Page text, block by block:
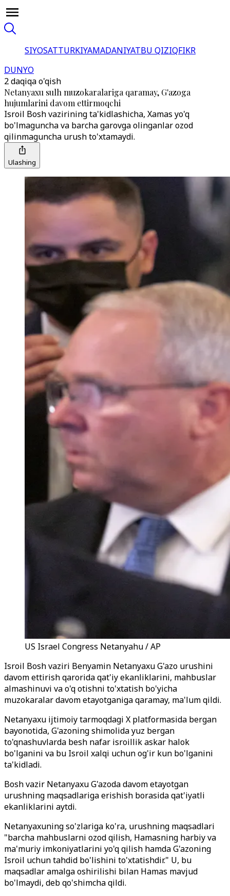
SIYOSATTURKIYAMADANIYATBU QIZIQFIKR
DUNYO
2 daqiqa o'qish
Netanyaxu sulh muzokaralariga qaramay, G'azoga
hujumlarini davom ettirmoqchi
Isroil Bosh vazirining ta'kidlashicha, Xamas yo'q
bo'lmaguncha va barcha garovga olinganlar ozod
qilinmaguncha urush to'xtamaydi.
Ulashing
US Israel Congress Netanyahu / AP
Isroil Bosh vaziri Benyamin Netanyaxu G'azo urushini
davom ettirish qarorida qat'iy ekanliklarini, mahbuslar
almashinuvi va o'q otishni to'xtatish bo'yicha
muzokaralar davom etayotganiga qaramay, ma'lum qildi.
Netanyaxu ijtimoiy tarmoqdagi X platformasida bergan
bayonotida, G'azoning shimolida yuz bergan
to'qnashuvlarda besh nafar isroillik askar halok
bo'lganini va bu Isroil xalqi uchun og'ir kun bo'lganini
ta'kidladi.
Bosh vazir Netanyaxu G'azoda davom etayotgan
urushning maqsadlariga erishish borasida qat'iyatli
ekanliklarini aytdi.
Netanyaxuning so'zlariga ko'ra, urushning maqsadlari
"barcha mahbuslarni ozod qilish, Hamasning harbiy va
ma'muriy imkoniyatlarini yo'q qilish hamda G'azoning
Isroil uchun tahdid bo'lishini to'xtatishdir." U, bu
maqsadlar amalga oshirilishi bilan Hamas mavjud
bo'lmaydi, deb qo'shimcha qildi.